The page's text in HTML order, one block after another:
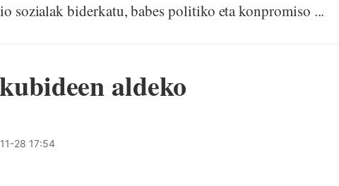
sozialak biderkatu, babes politiko eta konpromiso ...
aldeko
28 17:54